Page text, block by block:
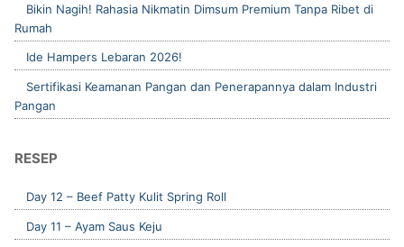
Bikin Nagih! Rahasia Nikmatin Dimsum Premium Tanpa Ribet di
Rumah
Ide Hampers Lebaran 2026!
Sertifikasi Keamanan Pangan dan Penerapannya dalam Industri
Pangan
RESEP
Day 12 – Beef Patty Kulit Spring Roll
Day 11 – Ayam Saus Keju